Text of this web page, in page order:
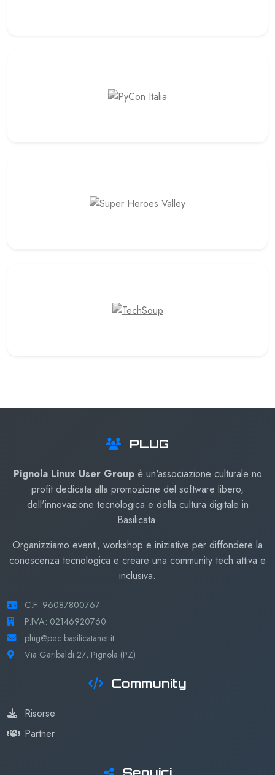
PLUG
Pignola Linux User Groupè un'associazione culturale no
profit dedicata alla promozione del software libero,
dell'innovazione tecnologica e della cultura digitale in
Basilicata.
Organizziamo eventi, workshop e iniziative per diffondere la
conoscenza tecnologica e creare una community tech attiva e
inclusiva.
C.F: 96087800767
P.IVA: 02146920760
plug@pec.basilicatanet.it
Via Garibaldi 27, Pignola (PZ)
Community
Risorse
Partner